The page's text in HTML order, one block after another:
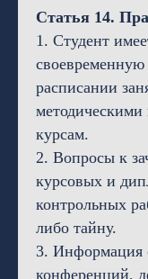
Статья 14.
1. Студент
расписании
курсам.
2. Вопросы к
курсовых и
контрольных
либо тайну.
3. Информация
конференций,